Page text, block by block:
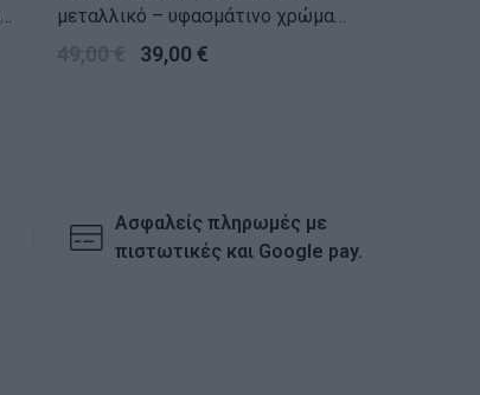
μεταλλικό – υφασμάτινο χρώμα
μαύρο – καφέ Φ36×145εκ.
39,00 €
Ασφαλείς πληρωμές με
πιστωτικές και Google pay.